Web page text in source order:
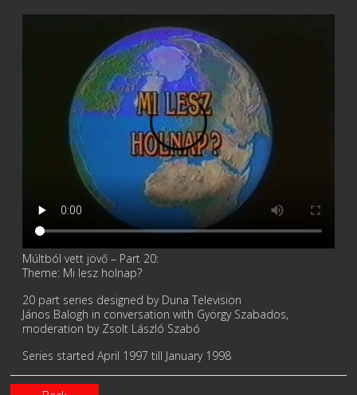
Múltból vett jövő – Part 20:
Theme: Mi lesz holnap?
20 part series designed by Duna Television
János Balogh in conversation with György Szabados,
moderation by Zsolt László Szabó
Series started April 1997 till January 1998